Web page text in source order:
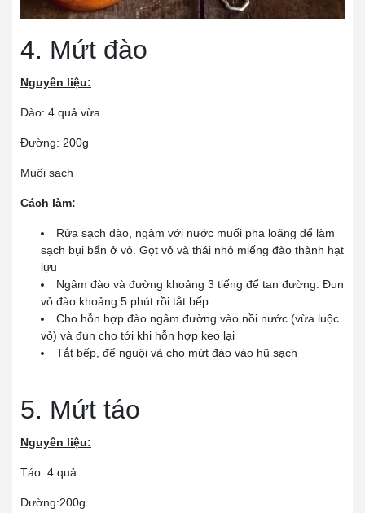
4. Mứt đào
Nguyên liệu:
Đào: 4 quả vừa
Đường: 200g
Muối sạch
Cách làm:
Rửa sạch đào, ngâm với nước muối pha loãng để làm
sạch bụi bẩn ở vỏ. Gọt vỏ và thái nhỏ miếng đào thành hạt
lựu
Ngâm đào và đường khoảng 3 tiếng để tan đường. Đun
vỏ đào khoảng 5 phút rồi tắt bếp
Cho hỗn hợp đào ngâm đường vào nồi nước (vừa luộc
vỏ) và đun cho tới khi hỗn hợp keo lại
Tắt bếp, để nguội và cho mứt đào vào hũ sạch
5. Mứt táo
Nguyên liệu:
Táo: 4 quả
Đường:200g